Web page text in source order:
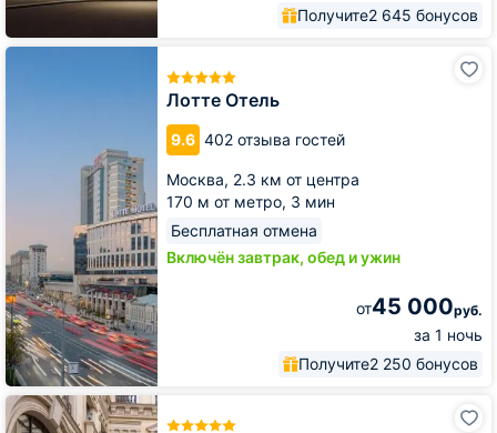
Получите2 645 бонусов
Лотте Отель
9.6 402 отзыва гостей
Москва, 2.3 км от центра
170 м от метро, 3 мин
Бесплатная отмена
Включён завтрак, обед и ужин
от45 000руб.
за 1 ночь
Получите2 250 бонусов
Лотте
Отель
The